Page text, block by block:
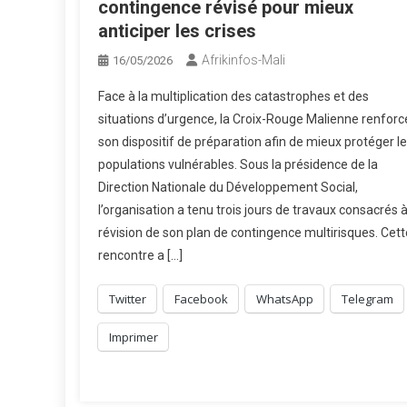
contingence révisé pour mieux
anticiper les crises
16/05/2026 Afrikinfos-Mali
Face à la multiplication des catastrophes et des
situations d’urgence, la Croix-Rouge Malienne
son dispositif de préparation afin de mieux protéger
populations vulnérables. Sous la présidence de la
Direction Nationale du Développement Social,
l’organisation a tenu trois jours de travaux consacrés
révision de son plan de contingence multirisques.
rencontre a […]
Twitter Facebook WhatsApp Telegram
Imprimer